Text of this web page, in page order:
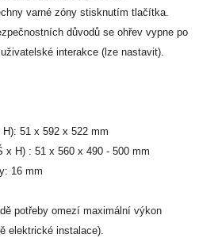
varné zóny stisknutím tlačítka.
důvodů se ohřev vypne po
interakce (lze nastavit).
51 x 592 x 522 mm
x H) : 51 x 560 x 490 - 500 mm
16 mm
potřeby omezí maximální výkon
elektrické instalace).